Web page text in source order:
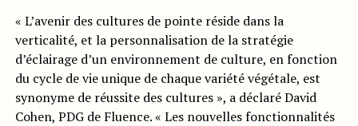
« L’avenir des cultures de pointe réside dans la
verticalité, et la personnalisation de la stratégie
d’éclairage d’un environnement de culture, en fonction
du cycle de vie unique de chaque variété végétale, est
synonyme de réussite des cultures », a déclaré David
Cohen, PDG de Fluence. « Les nouvelles fonctionnalités